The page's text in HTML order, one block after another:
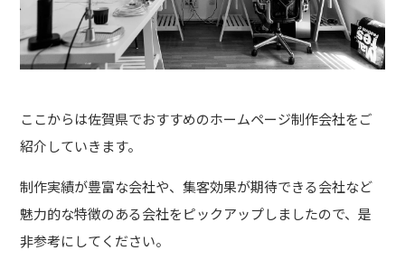
ここからは佐賀県でおすすめのホームページ制作会社をご
紹介していきます。
制作実績が豊富な会社や、集客効果が期待できる会社など
魅力的な特徴のある会社をピックアップしましたので、是
非参考にしてください。